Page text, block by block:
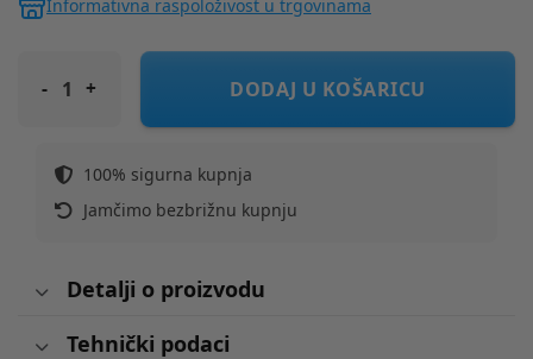
Informativna raspoloživost u trgovinama
ORIGINAL MARINES hlače DH DEP3119F Ž Zelena 116
DODAJ U KOŠARICU
100% sigurna kupnja
Jamčimo bezbrižnu kupnju
Detalji o proizvodu
Tehnički podaci